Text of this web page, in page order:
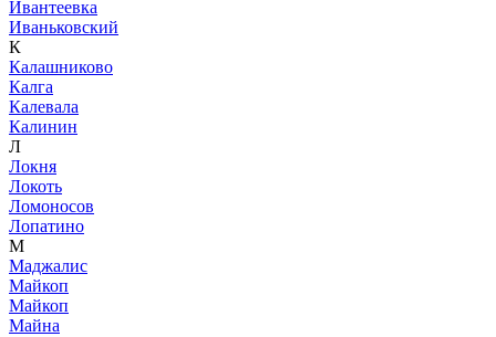
Ивантеевка
Иваньковский
К
Калашниково
Калга
Калевала
Калинин
Л
Локня
Локоть
Ломоносов
Лопатино
М
Маджалис
Майкоп
Майкоп
Майна